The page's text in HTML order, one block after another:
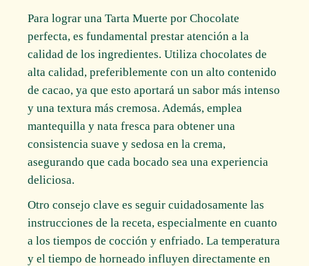
Para lograr una Tarta Muerte por Chocolate
perfecta, es fundamental prestar atención a la
calidad de los ingredientes. Utiliza chocolates de
alta calidad, preferiblemente con un alto contenido
de cacao, ya que esto aportará un sabor más intenso
y una textura más cremosa. Además, emplea
mantequilla y nata fresca para obtener una
consistencia suave y sedosa en la crema,
asegurando que cada bocado sea una experiencia
deliciosa.
Otro consejo clave es seguir cuidadosamente las
instrucciones de la receta, especialmente en cuanto
a los tiempos de cocción y enfriado. La temperatura
y el tiempo de horneado influyen directamente en